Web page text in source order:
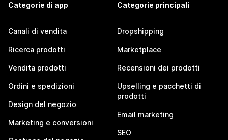
Categorie di app
Canali di vendita
Ricerca prodotti
Vendita prodotti
Ordini e spedizioni
Design del negozio
Marketing e conversioni
Categorie principali
Dropshipping
Marketplace
Recensioni dei prodotti
Upselling e pacchetti di
prodotti
Email marketing
SEO